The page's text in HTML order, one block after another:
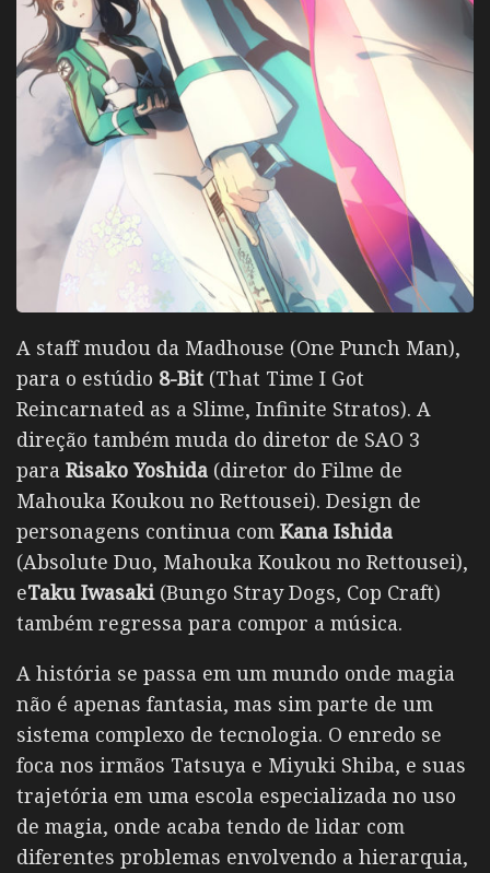
A staff mudou da Madhouse (One Punch Man),
para o estúdio 8-Bit (That Time I Got
Reincarnated as a Slime, Infinite Stratos). A
direção também muda do diretor de SAO 3
para Risako Yoshida (diretor do Filme de
Mahouka Koukou no Rettousei). Design de
personagens continua com Kana Ishida
(Absolute Duo, Mahouka Koukou no Rettousei),
eTaku Iwasaki(Bungo Stray Dogs, Cop Craft)
também regressa para compor a música.
A história se passa em um mundo onde magia
não é apenas fantasia, mas sim parte de um
sistema complexo de tecnologia. O enredo se
foca nos irmãos Tatsuya e Miyuki Shiba, e suas
trajetória em uma escola especializada no uso
de magia, onde acaba tendo de lidar com
diferentes problemas envolvendo a hierarquia,